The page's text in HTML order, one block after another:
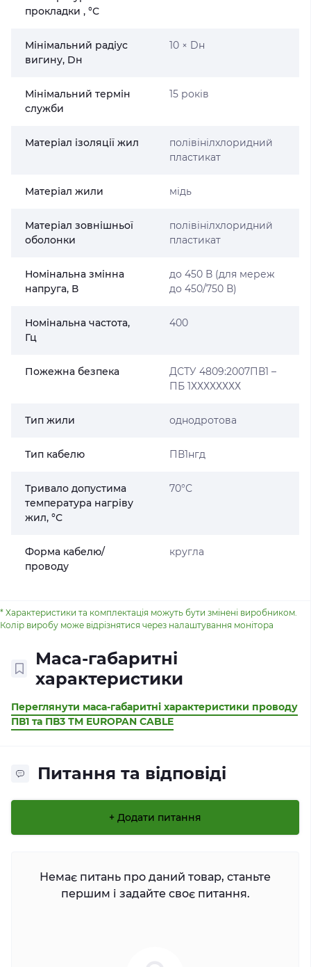
прокладки , °С
Мінімальний радіус
вигину, Dн
10 × Dн
Мінімальний термін
служби
15 років
Матеріал ізоляції жил
полівінілхлоридний
пластикат
Матеріал жили мідь
Матеріал зовнішньої
оболонки
полівінілхлоридний
пластикат
Номінальна змінна
напруга, В
до 450 В (для мереж
до 450/750 В)
Номінальна частота,
Гц
400
Пожежна безпека
ДСТУ 4809:2007ПВ1 –
ПБ 1ХХХХХХХХ
Тип жили однодротова
Тип кабелю ПВ1нгд
Тривало допустима
температура нагріву
жил, °С
70°С
Форма кабелю/
проводу
кругла
* Характеристики та комплектація можуть бути змінені виробником.
Колір виробу може відрізнятися через налаштування монітора
Маса-габаритні
характеристики
Переглянути маса-габаритні характеристики проводу
ПВ1 та ПВ3 ТМ EUROPAN CABLE
Питання та відповіді
+ Додати питання
Немає питань про даний товар, станьте
першим і задайте своє питання.